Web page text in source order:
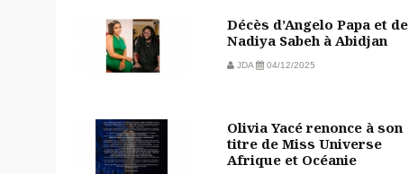
Décès d’Angelo Papa et de
Nadiya Sabeh à Abidjan
JDA 04/12/2025
Olivia Yacé renonce à son
titre de Miss Universe
Afrique et Océanie